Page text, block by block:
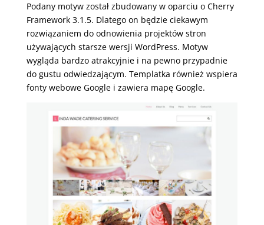
Podany motyw został zbudowany w oparciu o Cherry
Framework 3.1.5. Dlatego on będzie ciekawym
rozwiązaniem do odnowienia projektów stron
używających starsze wersji WordPress. Motyw
wygląda bardzo atrakcyjnie i na pewno przypadnie
do gustu odwiedzającym. Templatka również wspiera
fonty webowe Google i zawiera mapę Google.